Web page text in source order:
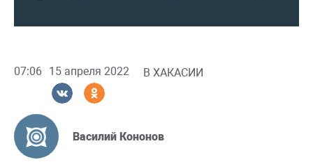
07:06 15 апреля 2022 В ХАКАСИИ
Василий Кононов